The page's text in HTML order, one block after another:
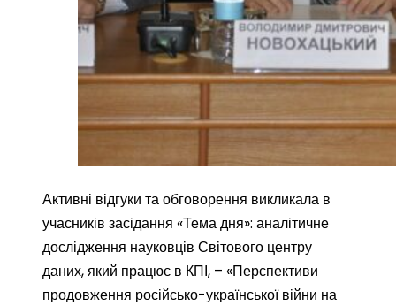
Активні відгуки та обговорення викликала в
учасників засідання «Тема дня»: аналітичне
дослідження науковців Світового центру
даних, який працює в КПІ, – «Перспективи
продовження російсько-української війни на